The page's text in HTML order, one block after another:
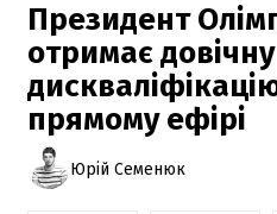
Президент
отримає довічну
прямому ефірі
Юрій Семенюк